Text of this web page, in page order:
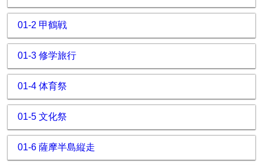
01-2 甲鶴戦
01-3 修学旅行
01-4 体育祭
01-5 文化祭
01-6 薩摩半島縦走